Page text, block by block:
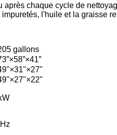
chaque cycle de
l'huile et la graisse
gallons